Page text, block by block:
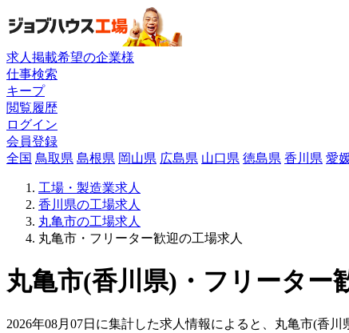
求人掲載希望の企業様
仕事検索
キープ
閲覧履歴
ログイン
会員登録
全国 鳥取県 島根県 岡山県 広島県 山口県 徳島県 香川県 愛
工場・製造業求人
香川県の工場求人
丸亀市の工場求人
丸亀市・フリーター歓迎の工場求人
丸亀市(香川県)・フリーター
2026年08月07日に集計した求人情報によると、丸亀市(香